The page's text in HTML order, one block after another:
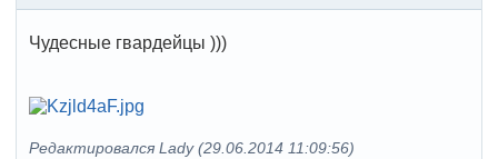
Чудесные гвардейцы )))
Редактировался Lady (29.06.2014 11:09:56)